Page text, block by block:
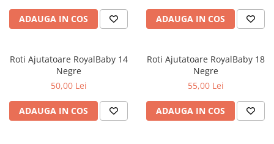
Manete Schimbatoare & Frane
Pipe
Roti & accesorii
Schimbatoare
Sei
Scule
Sonerii
ADAUGA IN COS ADAUGA IN COS
Roti Ajutatoare RoyalBaby 14
Negre
50,00 Lei
ADAUGA IN COS
Roti Ajutatoare RoyalBaby 18
Negre
55,00 Lei
ADAUGA IN COS